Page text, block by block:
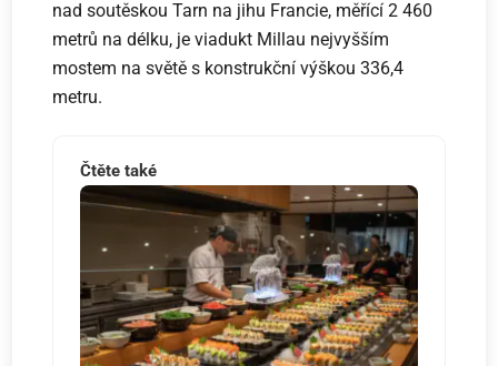
nad soutěskou Tarn na jihu Francie, měřící 2 460
metrů na délku, je viadukt Millau nejvyšším
mostem na světě s konstrukční výškou 336,4
metru.
Čtěte také